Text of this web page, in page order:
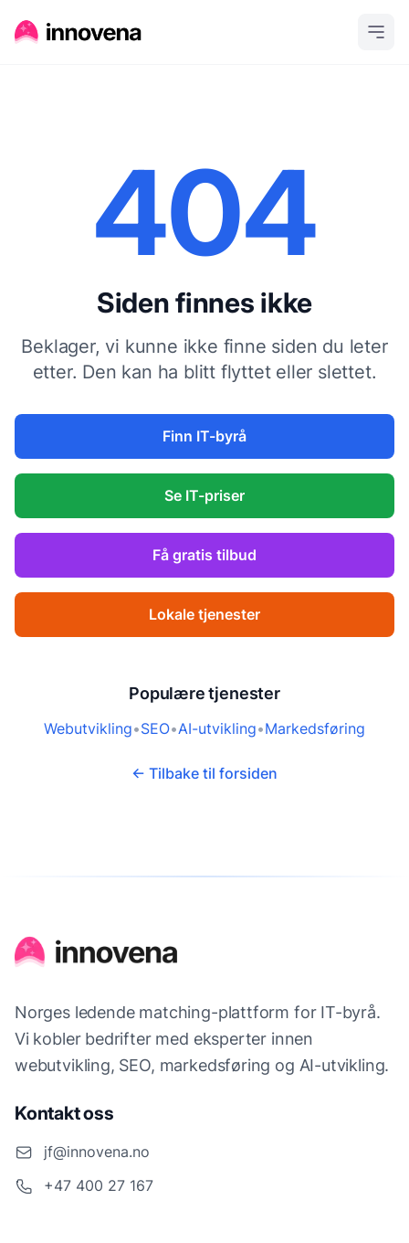
404
Siden finnes ikke
Beklager, vi kunne ikke finne siden du leter
etter. Den kan ha blitt flyttet eller slettet.
Finn IT-byrå
Se IT-priser
Få gratis tilbud
Lokale tjenester
Populære tjenester
Webutvikling•SEO•AI-utvikling•Markedsføring
← Tilbake til forsiden
Norges ledende matching-plattform for IT-byrå.
Vi kobler bedrifter med eksperter innen
webutvikling, SEO, markedsføring og AI-utvikling.
Kontakt oss
jf@innovena.no
+47 400 27 167